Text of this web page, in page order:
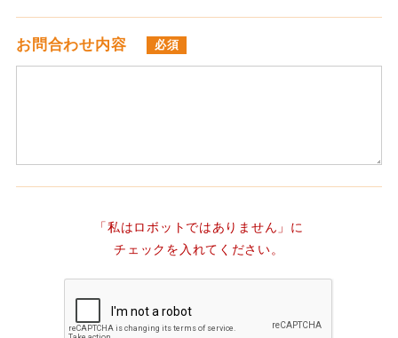
お問合わせ内容 必須
「私はロボットではありません」に
チェックを入れてください。